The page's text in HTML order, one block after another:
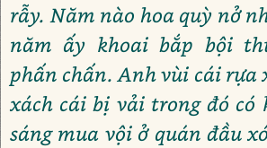
rẫy. Năm nào hoa quỳ nở
năm ấy khoai bắp bội
phấn chấn. Anh vùi cái rựa
xách cái bị vải trong đó có
sáng mua vội ở quán đầu